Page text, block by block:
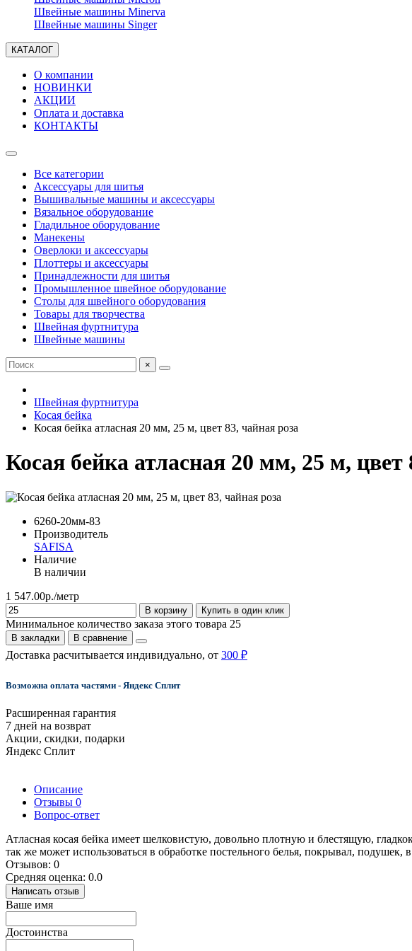
Швейные машины Minerva
Швейные машины Singer
КАТАЛОГ
О компании
НОВИНКИ
АКЦИИ
Оплата и доставка
КОНТАКТЫ
Все категории
Аксессуары для шитья
Вышивальные машины и аксессуары
Вязальное оборудование
Гладильное оборудование
Манекены
Оверлоки и аксессуары
Плоттеры и аксессуары
Принадлежности для шитья
Промышленное швейное оборудование
Столы для швейного оборудования
Товары для творчества
Швейная фуртнитура
Швейные машины
×
Швейная фуртнитура
Косая бейка
Косая бейка атласная 20 мм, 25 м, цвет 83, чайная роза
Косая бейка атласная 20 мм, 25 м, цвет
6260-20мм-83
Производитель
SAFISA
Наличие
В наличии
1 547.00р./метр
В корзину Купить в один клик
Минимальное количество заказа этого товара 25
В закладки В сравнение
Доставка расчитывается индивидуально, от 300 ₽
Возможна оплата частями - Яндекс Сплит
Расширенная гарантия
7 дней на возврат
Акции, скидки, подарки
Яндекс Сплит
Описание
Отзывы 0
Вопрос-ответ
Атласная косая бейка имеет шелковистую, довольно плотную и блестящую,
так же может использоваться в обработке постельного белья, покрывал, подушек,
Отзывов: 0
Средняя оценка: 0.0
Написать отзыв
Ваше имя
Достоинства